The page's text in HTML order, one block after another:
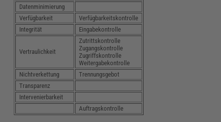
Datenminimierung
Verfügbarkeit
Verfügbarkeitskontrolle
Integrität
Eingabekontrolle
Vertraulichkeit
Zutrittskontrolle
Zugangskontrolle
Zugriffskontrolle
Weitergabekontrolle
Nichtverkettung
Trennungsgebot
Transparenz
Intervenierbarkeit
Auftragskontrolle